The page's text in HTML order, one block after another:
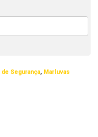
de Segurança, Marluvas